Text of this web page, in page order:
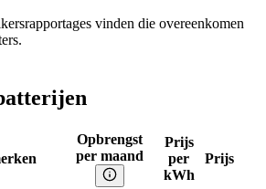
vinden die overeenkomen
Opbrengst
per maand
Prijs
per
kWh
Prijs